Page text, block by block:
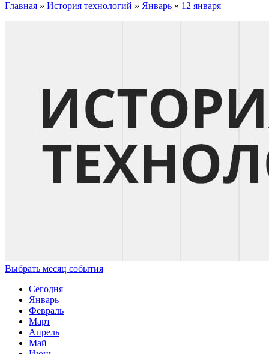
Главная » История технологий » Январь » 12 января
Выбрать месяц события
Сегодня
Январь
Февраль
Март
Апрель
Май